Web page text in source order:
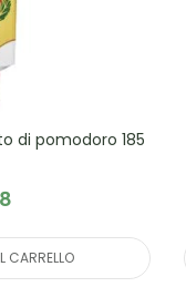
di pomodoro 185
CARRELLO